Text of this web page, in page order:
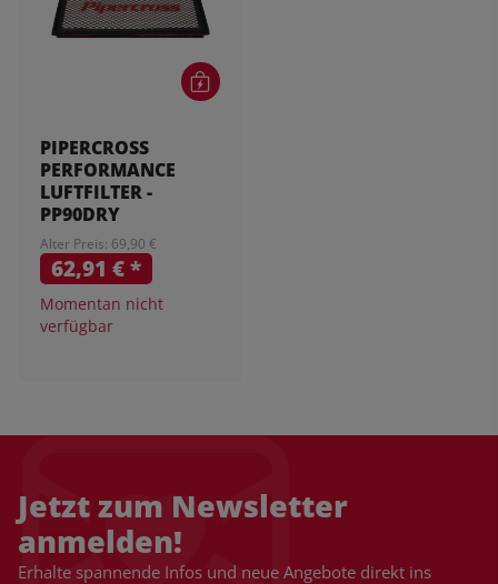
PIPERCROSS
PERFORMANCE
LUFTFILTER -
PP90DRY
Alter Preis: 69,90 €
62,91 €*
Momentan nicht
verfügbar
Jetzt zum Newsletter
anmelden!
Erhalte spannende Infos und neue Angebote direkt ins